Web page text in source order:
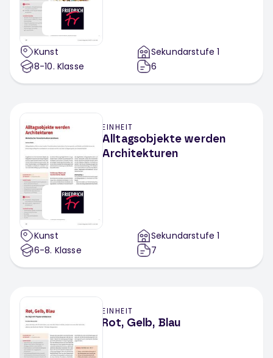
Kunst
8-10. Klasse
Sekundarstufe 1
6
EINHEIT
Alltagsobjekte werden
Architekturen
Kunst
6-8. Klasse
Sekundarstufe 1
7
EINHEIT
Rot, Gelb, Blau